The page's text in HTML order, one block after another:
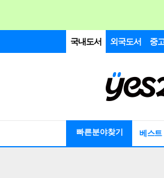
국내도서 외국도서 중
빠른분야찾기 베스트